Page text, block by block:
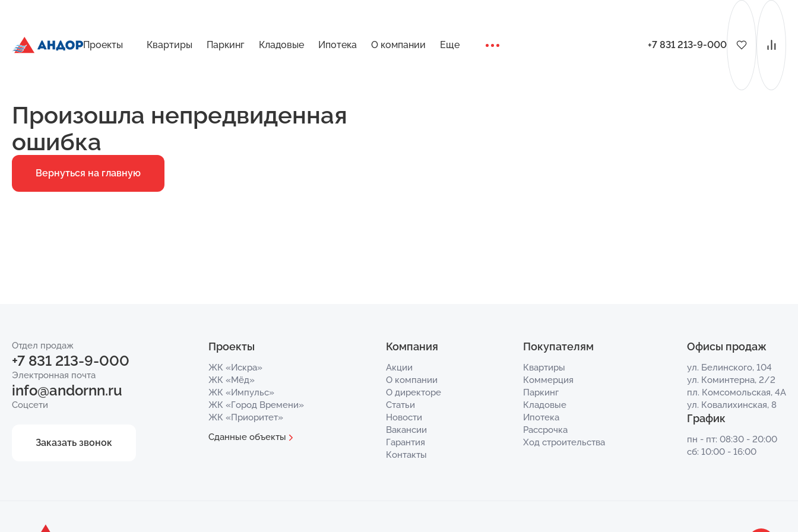
Проекты Квартиры Паркинг Кладовые Ипотека О компании Еще +7 831 213-9-000
Произошла непредвиденная
ошибка
Вернуться на главную
Отдел продаж
+7 831 213-9-000
Электронная почта
info@andornn.ru
Соцсети
Заказать звонок
Проекты
ЖК «Искра»
ЖК «Мёд»
ЖК «Импульс»
ЖК «Город Времени»
ЖК «Приоритет»
Сданные объекты
Компания
Акции
О компании
О директоре
Статьи
Новости
Вакансии
Гарантия
Контакты
Покупателям
Квартиры
Коммерция
Паркинг
Кладовые
Ипотека
Рассрочка
Ход строительства
Офисы продаж
ул. Белинского, 104
ул. Коминтерна, 2/2
пл. Комсомольская, 4А
ул. Ковалихинская, 8
График
пн - пт: 08:30 - 20:00
сб: 10:00 - 16:00